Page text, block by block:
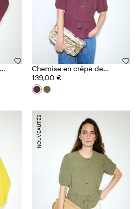
Chemise en crêpe de
Chine
139,00 €
NOUVEAUTÉS